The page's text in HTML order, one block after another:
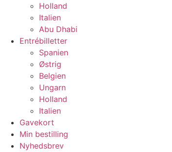
Holland
Italien
Abu Dhabi
Entrébilletter
Spanien
Østrig
Belgien
Ungarn
Holland
Italien
Gavekort
Min bestilling
Nyhedsbrev